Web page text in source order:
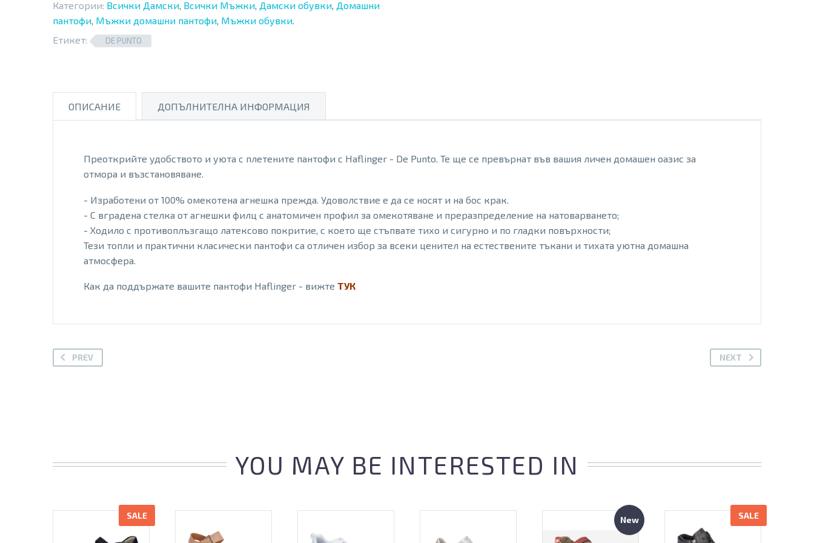
Категории: Всички Дамски, Всички Мъжки, Дамски обувки, Домашни
пантофи, Мъжки домашни пантофи, Мъжки обувки.
Етикет:
DE PUNTO
ОПИСАНИЕ ДОПЪЛНИТЕЛНА ИНФОРМАЦИЯ
Преоткрийте удобството и уюта с плетените пантофи с Haflinger - De Punto. Те ще се превърнат във вашия личен домашен оазис за
отмора и възстановяване.
- Изработени от 100% омекотена агнешка прежда. Удоволствие е да се носят и на бос крак.
- С вградена стелка от агнешки филц с анатомичен профил за омекотяване и преразпределение на натоварването;
- Ходило с противоплъзгащо латексово покритие, с което ще стъпвате тихо и сигурно и по гладки повърхности;
Тези топли и практични класически пантофи са отличен избор за всеки ценител на естествените тъкани и тихата уютна домашна
атмосфера.
Как да поддържате вашите пантофи Haflinger - вижте ТУК
PREV NEXT
YOU MAY BE INTERESTED IN
SALE New SALE